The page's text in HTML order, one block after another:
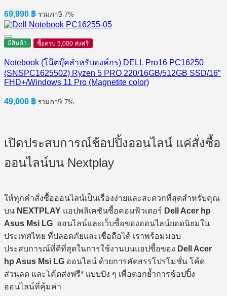
69,990 ฿ รวมภาษี 7%
มีสินค้า ซื้อครบ 5,000 ส่งฟรี
Notebook (โน๊ตบุ๊คสำหรับองค์กร) DELL Pro16 PC16250
(SNSPC1625502) Ryzen 5 PRO 220/16GB/512GB SSD/16″
FHD+/Windows 11 Pro (Magnetite color)
49,000 ฿ รวมภาษี 7%
เปิดประสบการณ์ช้อปปิ้งออนไลน์ แค่สั่งซื้อ
ออนไลน์บน Nextplay
ให้ทุกคำสั่งซื้อออนไลน์เป็นเรื่องง่ายและสะดวกที่สุดสำหรับคุณ
บน NEXTPLAY แอปพลิเคชันซื้อคอมพิวเตอร์ Dell Acer hp
Asus Msi LG ออนไลน์และเว็บซื้อของออนไลน์ยอดนิยมใน
ประเทศไทย ที่ปลอดภัยและเชื่อถือได้ เราพร้อมมอบ
ประสบการณ์ที่ดีที่สุดในการใช้งานบนแอปซื้อของ Dell Acer
hp Asus Msi LG ออนไลน์ ด้วยการคัดสรรโปรโมชั่น โค้ด
ส่วนลด และโค้ดส่งฟรี* แบบปัง ๆ เพื่อตอกย้ำการช้อปปิ้ง
ออนไลน์ที่คุ้มค่า